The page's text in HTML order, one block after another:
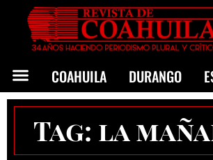
COAHUILA DURANGO
Tag: la